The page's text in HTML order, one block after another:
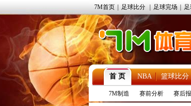
7M首页 足球比分 足球完场
首 页 NBA 篮球比分
7M制造 赛前分析 赛后